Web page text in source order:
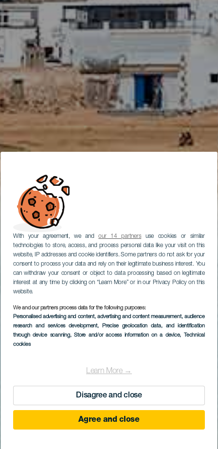
With your agreement, we andour 14 partnersuse cookies or similar
technologies to store, access, and process personal data like your visit on this
website, IP addresses and cookie identifiers. Some partners do not ask for your
consent to process your data and rely on their legitimate business interest. You
can withdraw your consent or object to data processing based on legitimate
interest at any time by clicking on “Learn More” or in our Privacy Policy on this
website.
We and our partners process data for the following purposes:
Personalised advertising and content, advertising and content measurement, audience
research and services development, Precise geolocation data, and identification
through device scanning, Store and/or access information on a device, Technical
cookies
Learn More →
Disagree and close
Agree and close